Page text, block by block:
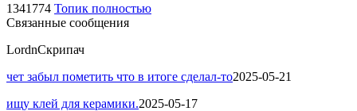
1341774 Топик полностью
Связанные сообщения
LordnСкрипач
чет забыл пометить что в итоге сделал-то2025-05-21
ищу клей для керамики.2025-05-17